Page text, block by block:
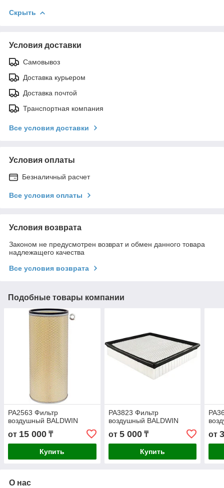
Скрыть
Условия доставки
Самовывоз
Доставка курьером
Доставка почтой
Транспортная компания
Все условия доставки
Условия оплаты
Безналичный расчет
Все условия оплаты
Условия возврата
Законом не предусмотрен возврат и обмен данного товара
надлежащего качества
Все условия возврата
Подобные товары компании
PA2563 Фильтр
воздушный BALDWIN
от 15 000 ₸
Купить
PA3823 Фильтр
воздушный BALDWIN
от 5 000₸
Купить
от
О нас